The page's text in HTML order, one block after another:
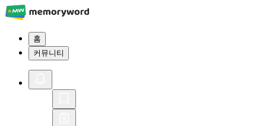
홈
커뮤니티